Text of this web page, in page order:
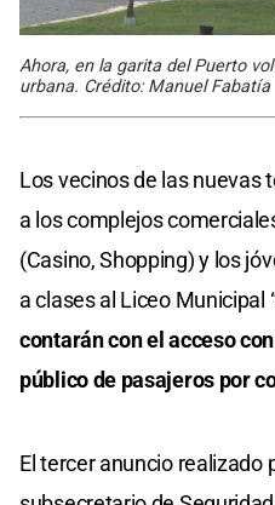
Ahora, en la garita del Puerto
urbana. Crédito: Manuel Fabatía
Los vecinos de las nuevas
a los complejos
(Casino, Shopping) y los
a clases al Liceo Municipal
contarán con el acceso
público de pasajeros por
El tercer anuncio realizado